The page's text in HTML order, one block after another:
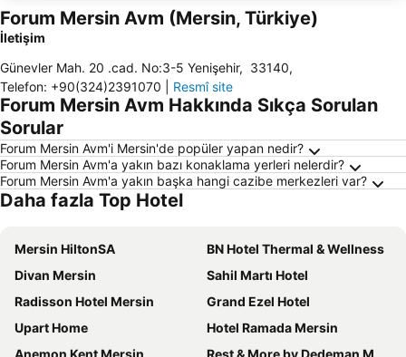
Forum Mersin Avm (Mersin, Türkiye)
İletişim
Günevler Mah. 20 .cad. No:3-5 Yenişehir, 33140,
Telefon: +90(324)2391070 Resmî site
Forum Mersin Avm Hakkında Sıkça Sorulan
Sorular
Forum Mersin Avm'i Mersin'de popüler yapan nedir?
Forum Mersin Avm'a yakın bazı konaklama yerleri nelerdir?
Forum Mersin Avm'a yakın başka hangi cazibe merkezleri var?
Daha fazla Top Hotel
Mersin HiltonSA
BN Hotel Thermal & Wellness
Divan Mersin
Sahil Martı Hotel
Radisson Hotel Mersin
Grand Ezel Hotel
Upart Home
Hotel Ramada Mersin
Anemon Kent Mersin
Rest & More by Dedeman Mersin Erdemli